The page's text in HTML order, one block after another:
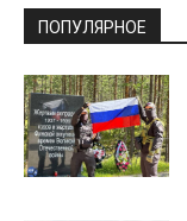
ПОПУЛЯРНОЕ